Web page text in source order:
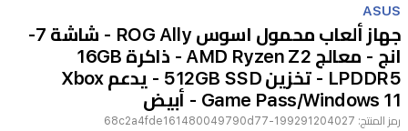
1
4
ASUS
جهاز ألعاب محمول اسوس ROG Ally - شاشة 7-
انج - معالج AMD Ryzen Z2 - ذاكرة 16GB
LPDDR5 - تخزين 512GB SSD - يدعم Xbox
Game Pass/Windows 11 - أبيض
رمز المنتج: 199291204027-68c2a4fde161480049790d77